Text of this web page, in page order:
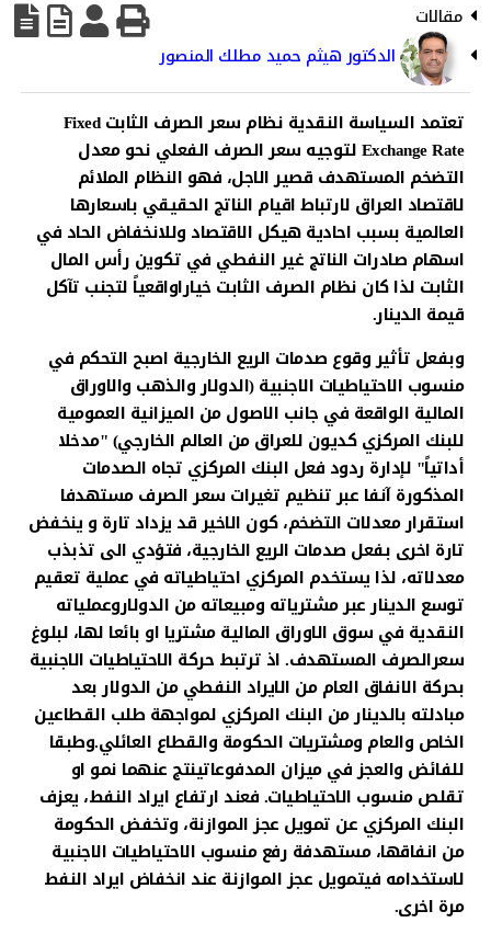
مقالات
الدكتور هيثم حميد مطلك المنصور
تعتمد السياسة النقدية نظام سعر الصرف الثابت Fixed
Exchange Rate لتوجيه سعر الصرف الفعلي نحو معدل
التضخم المستهدف قصير الاجل، فهو النظام الملائم
لاقتصاد العراق لارتباط اقيام الناتج الحقيقي باسعارها
العالمية بسبب احادية هيكل الاقتصاد وللانخفاض الحاد في
اسهام صادرات الناتج غير النفطي في تكوين رأس المال
الثابت لذا كان نظام الصرف الثابت خياراواقعياً لتجنب تآكل
قيمة الدينار.
وبفعل تأثير وقوع صدمات الريع الخارجية اصبح التحكم في
منسوب الاحتياطيات الاجنبية (الدولار والذهب والاوراق
المالية الواقعة في جانب الاصول من الميزانية العمومية
للبنك المركزي كديون للعراق من العالم الخارجي) "مدخلا
أداتياً" لإدارة ردود فعل البنك المركزي تجاه الصدمات
المذكورة آنفا عبر تنظيم تغيرات سعر الصرف مستهدفا
استقرار معدلات التضخم، كون الاخير قد يزداد تارة و ينخفض
تارة اخرى بفعل صدمات الريع الخارجية، فتؤدي الى تذبذب
معدلاته، لذا يستخدم المركزي احتياطياته في عملية تعقيم
توسع الدينار عبر مشترياته ومبيعاته من الدولاروعملياته
النقدية في سوق الاوراق المالية مشتريا او بائعا لها، لبلوغ
سعرالصرف المستهدف. اذ ترتبط حركة الاحتياطيات الاجنبية
بحركة الانفاق العام من الايراد النفطي من الدولار بعد
مبادلته بالدينار من البنك المركزي لمواجهة طلب القطاعين
الخاص والعام ومشتريات الحكومة والقطاع العائلي.وطبقا
للفائض والعجز في ميزان المدفوعاتينتج عنهما نمو او
تقلص منسوب الاحتياطيات. فعند ارتفاع ايراد النفط، يعزف
البنك المركزي عن تمويل عجز الموازنة، وتخفض الحكومة
من انفاقها، مستهدفة رفع منسوب الاحتياطيات الاجنبية
لاستخدامه فيتمويل عجز الموازنة عند انخفاض ايراد النفط
مرة اخرى.